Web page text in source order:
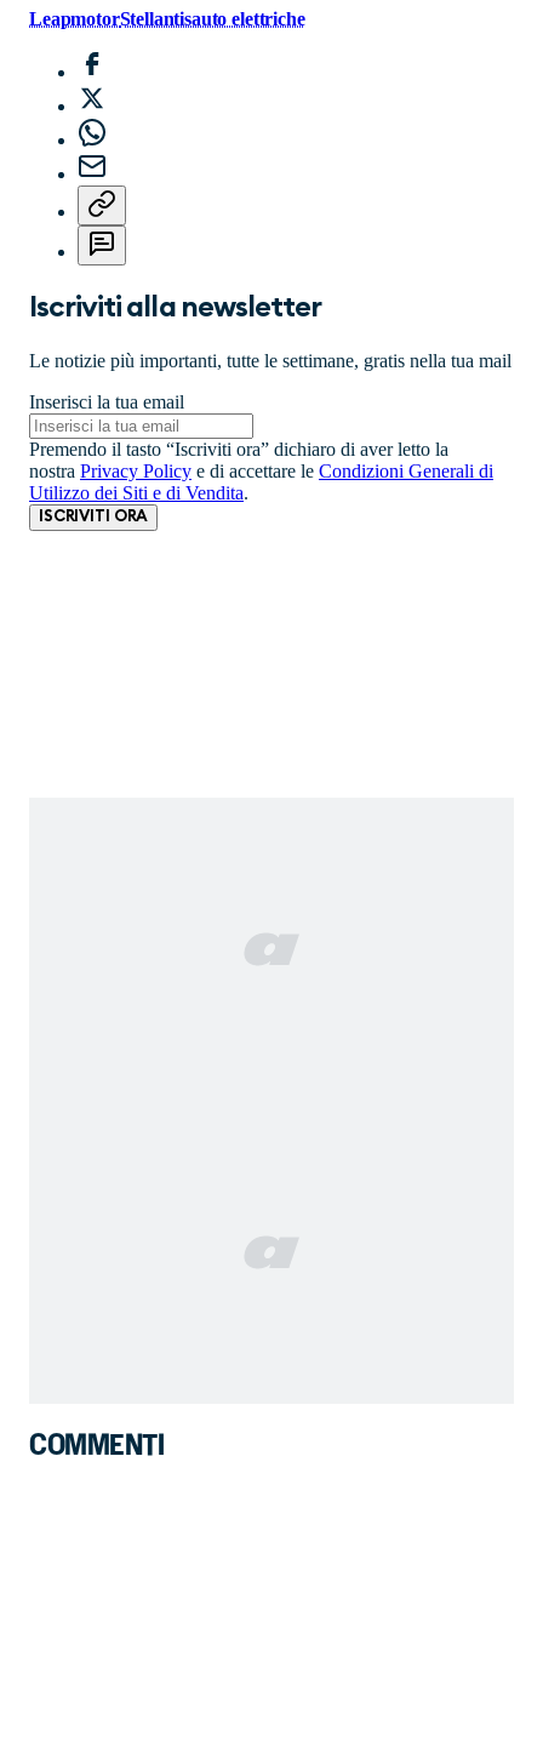
LeapmotorStellantisauto elettriche
Iscriviti alla newsletter
Le notizie più importanti, tutte le settimane, gratis nella tua mail
Inserisci la tua email
Premendo il tasto “Iscriviti ora” dichiaro di aver letto la
nostra Privacy Policy e di accettare le Condizioni Generali di
Utilizzo dei Siti e di Vendita.
ISCRIVITI ORA
COMMENTI